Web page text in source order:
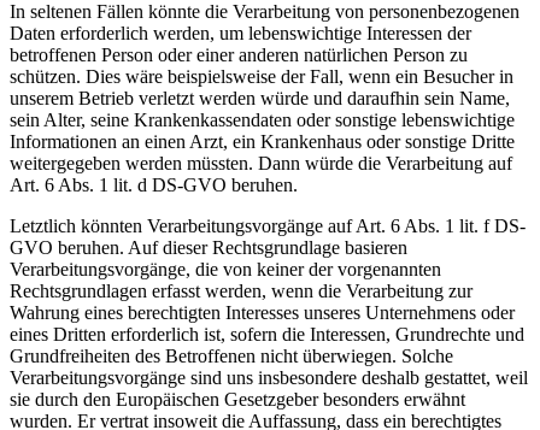
In seltenen Fällen könnte die Verarbeitung von personenbezogenen
Daten erforderlich werden, um lebenswichtige Interessen der
betroffenen Person oder einer anderen natürlichen Person zu
schützen. Dies wäre beispielsweise der Fall, wenn ein Besucher in
unserem Betrieb verletzt werden würde und daraufhin sein Name,
sein Alter, seine Krankenkassendaten oder sonstige lebenswichtige
Informationen an einen Arzt, ein Krankenhaus oder sonstige Dritte
weitergegeben werden müssten. Dann würde die Verarbeitung auf
Art. 6 Abs. 1 lit. d DS-GVO beruhen.
Letztlich könnten Verarbeitungsvorgänge auf Art. 6 Abs. 1 lit. f DS-
GVO beruhen. Auf dieser Rechtsgrundlage basieren
Verarbeitungsvorgänge, die von keiner der vorgenannten
Rechtsgrundlagen erfasst werden, wenn die Verarbeitung zur
Wahrung eines berechtigten Interesses unseres Unternehmens oder
eines Dritten erforderlich ist, sofern die Interessen, Grundrechte und
Grundfreiheiten des Betroffenen nicht überwiegen. Solche
Verarbeitungsvorgänge sind uns insbesondere deshalb gestattet, weil
sie durch den Europäischen Gesetzgeber besonders erwähnt
wurden. Er vertrat insoweit die Auffassung, dass ein berechtigtes